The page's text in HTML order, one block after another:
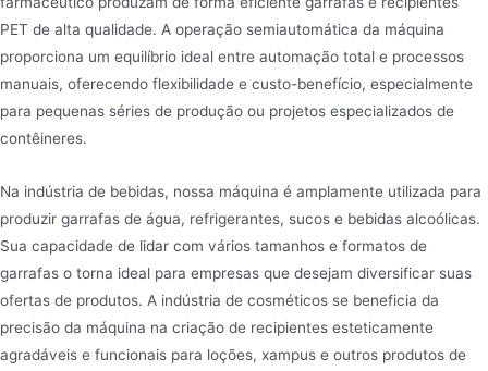
PET de alta qualidade. A operação semiautomática da máquina
proporciona um equilíbrio ideal entre automação total e processos
manuais, oferecendo flexibilidade e custo-benefício, especialmente
para pequenas séries de produção ou projetos especializados de
contêineres.
Na indústria de bebidas, nossa máquina é amplamente utilizada para
produzir garrafas de água, refrigerantes, sucos e bebidas alcoólicas.
Sua capacidade de lidar com vários tamanhos e formatos de
garrafas o torna ideal para empresas que desejam diversificar suas
ofertas de produtos. A indústria de cosméticos se beneficia da
precisão da máquina na criação de recipientes esteticamente
agradáveis e funcionais para loções, xampus e outros produtos de